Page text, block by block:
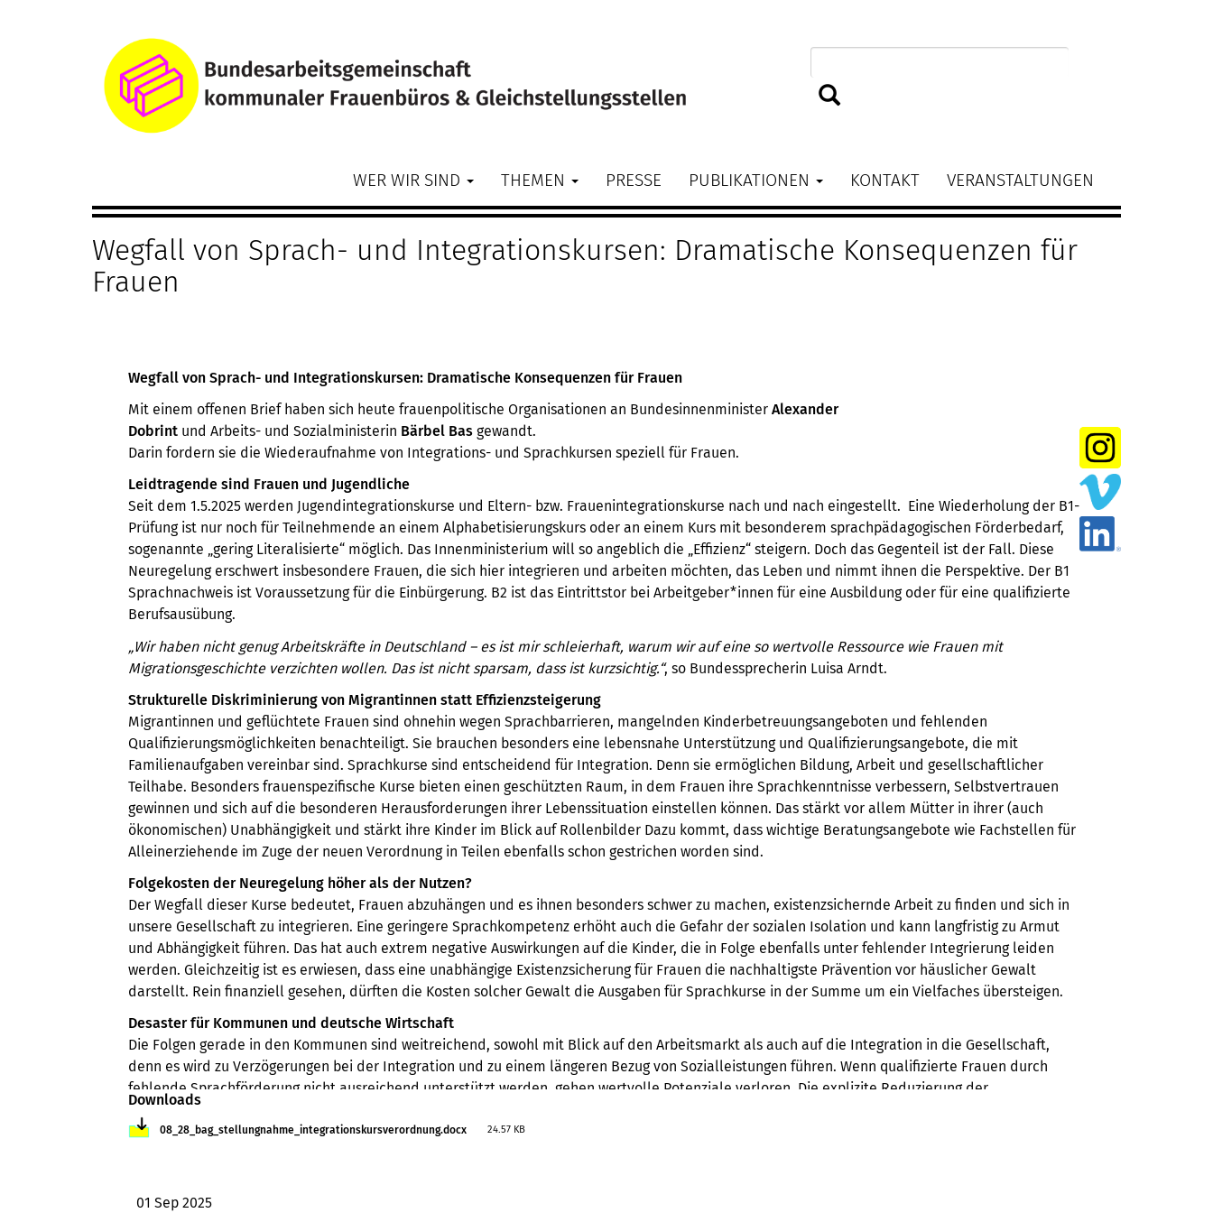
Main
navigation
WER WIR SIND THEMEN PRESSE PUBLIKATIONEN KONTAKT VERANSTALTUNGEN
Wegfall von Sprach- und Integrationskursen: Dramatische Konsequenzen für
Frauen
Wegfall von Sprach- und Integrationskursen: Dramatische Konsequenzen für Frauen
Mit einem offenen Brief haben sich heute frauenpolitische Organisationen an Bundesinnenminister Alexander
Dobrint und Arbeits- und Sozialministerin Bärbel Bas gewandt.
Darin fordern sie die Wiederaufnahme von Integrations- und Sprachkursen speziell für Frauen.
Leidtragende sind Frauen und Jugendliche
Seit dem 1.5.2025 werden Jugendintegrationskurse und Eltern- bzw. Frauenintegrationskurse nach und nach eingestellt. Eine Wiederholung der B1-
Prüfung ist nur noch für Teilnehmende an einem Alphabetisierungskurs oder an einem Kurs mit besonderem sprachpädagogischen Förderbedarf,
sogenannte „gering Literalisierte“ möglich. Das Innenministerium will so angeblich die „Effizienz“ steigern. Doch das Gegenteil ist der Fall. Diese
Neuregelung erschwert insbesondere Frauen, die sich hier integrieren und arbeiten möchten, das Leben und nimmt ihnen die Perspektive. Der B1
Sprachnachweis ist Voraussetzung für die Einbürgerung. B2 ist das Eintrittstor bei Arbeitgeber*innen für eine Ausbildung oder für eine qualifizierte
Berufsausübung.
„Wir haben nicht genug Arbeitskräfte in Deutschland – es ist mir schleierhaft, warum wir auf eine so wertvolle Ressource wie Frauen mit
Migrationsgeschichte verzichten wollen. Das ist nicht sparsam, dass ist kurzsichtig.“, so Bundessprecherin Luisa Arndt.
Strukturelle Diskriminierung von Migrantinnen statt Effizienzsteigerung
Migrantinnen und geflüchtete Frauen sind ohnehin wegen Sprachbarrieren, mangelnden Kinderbetreuungsangeboten und fehlenden
Qualifizierungsmöglichkeiten benachteiligt. Sie brauchen besonders eine lebensnahe Unterstützung und Qualifizierungsangebote, die mit
Familienaufgaben vereinbar sind. Sprachkurse sind entscheidend für Integration. Denn sie ermöglichen Bildung, Arbeit und gesellschaftlicher
Teilhabe. Besonders frauenspezifische Kurse bieten einen geschützten Raum, in dem Frauen ihre Sprachkenntnisse verbessern, Selbstvertrauen
gewinnen und sich auf die besonderen Herausforderungen ihrer Lebenssituation einstellen können. Das stärkt vor allem Mütter in ihrer (auch
ökonomischen) Unabhängigkeit und stärkt ihre Kinder im Blick auf Rollenbilder Dazu kommt, dass wichtige Beratungsangebote wie Fachstellen für
Alleinerziehende im Zuge der neuen Verordnung in Teilen ebenfalls schon gestrichen worden sind.
Folgekosten der Neuregelung höher als der Nutzen?
Der Wegfall dieser Kurse bedeutet, Frauen abzuhängen und es ihnen besonders schwer zu machen, existenzsichernde Arbeit zu finden und sich in
unsere Gesellschaft zu integrieren. Eine geringere Sprachkompetenz erhöht auch die Gefahr der sozialen Isolation und kann langfristig zu Armut
und Abhängigkeit führen. Das hat auch extrem negative Auswirkungen auf die Kinder, die in Folge ebenfalls unter fehlender Integrierung leiden
werden. Gleichzeitig ist es erwiesen, dass eine unabhängige Existenzsicherung für Frauen die nachhaltigste Prävention vor häuslicher Gewalt
darstellt. Rein finanziell gesehen, dürften die Kosten solcher Gewalt die Ausgaben für Sprachkurse in der Summe um ein Vielfaches übersteigen.
Desaster für Kommunen und deutsche Wirtschaft
Die Folgen gerade in den Kommunen sind weitreichend, sowohl mit Blick auf den Arbeitsmarkt als auch auf die Integration in die Gesellschaft,
denn es wird zu Verzögerungen bei der Integration und zu einem längeren Bezug von Sozialleistungen führen. Wenn qualifizierte Frauen durch
fehlende Sprachförderung nicht ausreichend unterstützt werden, gehen wertvolle Potenziale verloren. Die explizite Reduzierung der
frauenspezifischen Integrationsangebote sowie der Wegfall von Wiederholungsprüfungen gefährdet auch die Zukunft des deutschen
Wirtschaftssystems.
verzichten.“, betont Bundessprecherin Luisa Arndt.
Downloads
Datei08_28_bag_stellungnahme_integrationskursverordnung.docx 24.57 KB
01 Sep 2025